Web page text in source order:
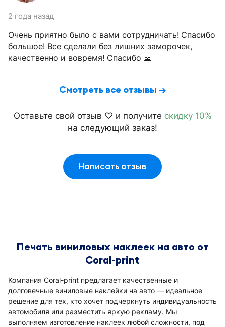
2 года назад
Очень приятно было с вами сотрудничать! Спасибо
большое! Все сделали без лишних заморочек,
качественно и вовремя! Спасибо 🙏
Смотреть все отзывы →
Оставьте свой отзыв ♡ и получите скидку 10%
на следующий заказ!
Написать отзыв
Печать виниловых наклеек на авто от
Coral-print
Компания Coral-print предлагает качественные и
долговечные виниловые наклейки на авто — идеальное
решение для тех, кто хочет подчеркнуть индивидуальность
автомобиля или разместить яркую рекламу. Мы
выполняем изготовление наклеек любой сложности, под